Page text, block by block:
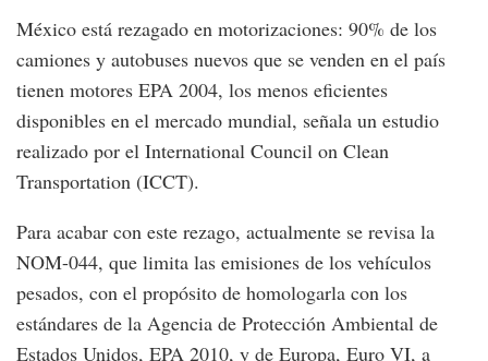
México está rezagado en motorizaciones: 90% de los
camiones y autobuses nuevos que se venden en el país
tienen motores EPA 2004, los menos eficientes
disponibles en el mercado mundial, señala un estudio
realizado por el International Council on Clean
Transportation (ICCT).
Para acabar con este rezago, actualmente se revisa la
NOM-044, que limita las emisiones de los vehículos
pesados, con el propósito de homologarla con los
estándares de la Agencia de Protección Ambiental de
Estados Unidos, EPA 2010, y de Europa, Euro VI, a